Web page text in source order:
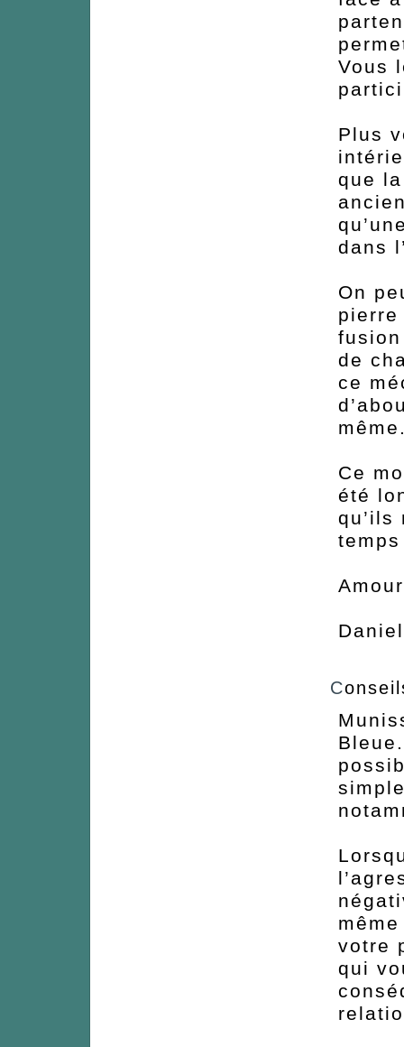
Vous
Plus
que
dans
On
de
ce
Ce
été
Daniel
C
votre
qui